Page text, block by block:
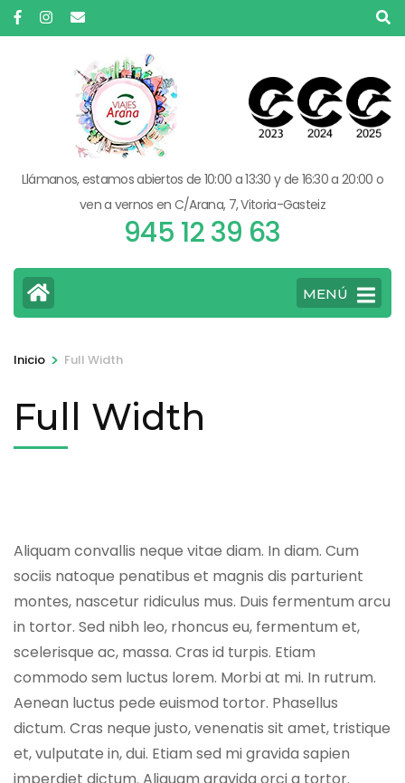
Saltar
al
Llámanos, estamos abiertos de 10:00 a 13:30 y de 16:30 a 20:00 o
ven a vernos en C/Arana, 7, Vitoria-Gasteiz
945 12 39 63
MENÚ
Inicio > Full Width
Full Width
Aliquam convallis neque vitae diam. In diam. Cum
sociis natoque penatibus et magnis dis parturient
montes, nascetur ridiculus mus. Duis fermentum arcu
in tortor. Sed nibh leo, rhoncus eu, fermentum et,
scelerisque ac, massa. Cras id turpis. Etiam
commodo sem luctus lorem. Morbi at mi. In rutrum.
Aenean luctus pede euismod tortor. Phasellus
dictum. Cras neque justo, venenatis sit amet, tristique
et, vulputate in, dui. Etiam sed mi gravida sapien